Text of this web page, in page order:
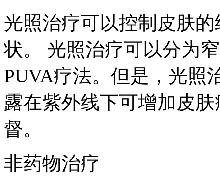
光照治疗可以控制皮肤
状。 光照治疗可以分为
PUVA疗法。但是，光照
露在紫外线下可增加皮
督。
非药物治疗